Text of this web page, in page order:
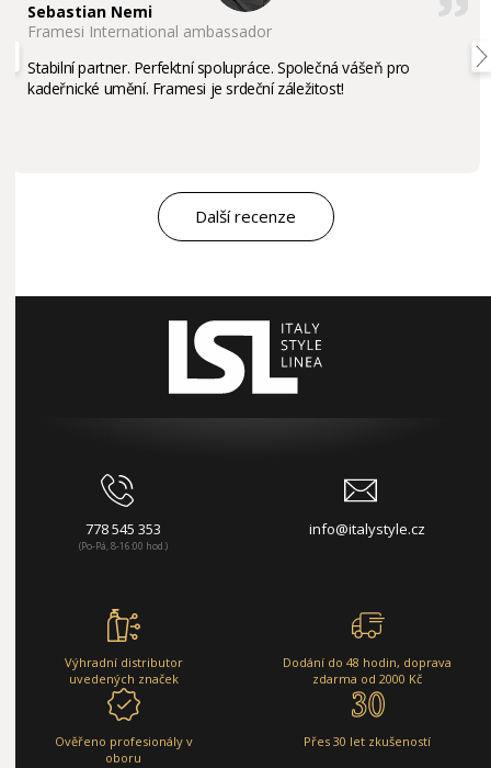
Sebastian Nemi
Framesi International ambassador
Stabilní partner. Perfektní spolupráce. Společná vášeň pro
kadeřnické umění. Framesi je srdeční záležitost!
Další recenze
778 545 353
(Po-Pá, 8-16:00 hod.)
info@italystyle.cz
Výhradní distributor
uvedených značek
Dodání do 48 hodin, doprava
zdarma od 2000 Kč
Ověřeno profesionály v
oboru
Přes 30 let zkušeností